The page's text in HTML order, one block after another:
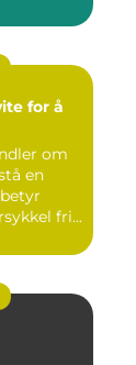
for å
om
en
fri...